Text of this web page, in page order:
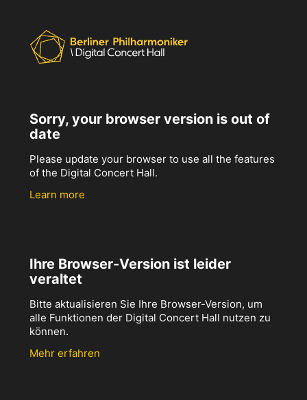
Sorry, your browser version is out of
date
Please update your browser to use all the features
of the Digital Concert Hall.
Learn more
Ihre Browser-Version ist leider
veraltet
Bitte aktualisieren Sie Ihre Browser-Version, um
alle Funktionen der Digital Concert Hall nutzen zu
können.
Mehr erfahren